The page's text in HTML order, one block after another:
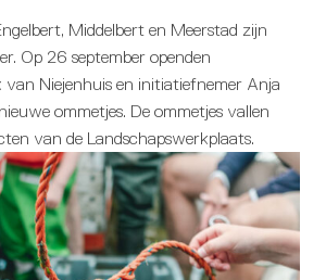
Middelbert en Meerstad zijn
Op 26 september openden
Niejenhuis en initiatiefnemer Anja
ommetjes. De ommetjes vallen
van de Landschapswerkplaats.